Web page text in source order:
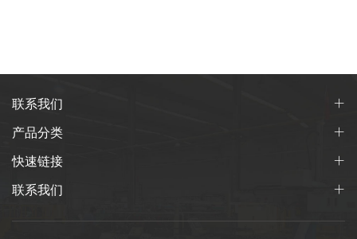
联系我们
产品分类
快速链接
联系我们